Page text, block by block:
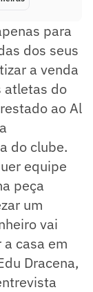
para
dos seus
a venda
atletas do
ao Al
do clube.
equipe
peça
um
vai
casa em
Dracena,